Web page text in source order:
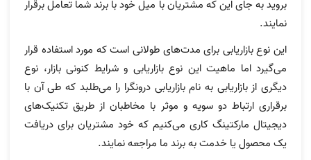
بروید به جای این که مشتریان با میل خود با برند شما تعامل برقرار
نمایند.
این نوع بازاریابی برای مدت‌های طولانی است که مورد استفاده قرار
می‌گیرد اما ماهیت این نوع بازاریابی و شرایط کنونی بازار، نوع
دیگری از بازاریابی به نام بازاریابی درونگرا را می‌طلبد که طی آن با
برقراری ارتباط دو سویه و موثر با مخاطبان از طریق تکنیک‌های
دیجیتال مارکتینگ کاری می‌کنیم که خود مشتریان برای دریافت
یک محصول یا خدمت به برند ما مراجعه نمایند.